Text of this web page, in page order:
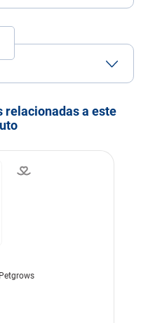
relacionadas a este
sachê gato